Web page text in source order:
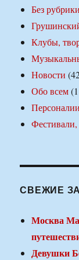
Без рубрики
Клубы,
Новости
Обо всем
Персоналии
СВЕЖИЕ
Москва
Девушки